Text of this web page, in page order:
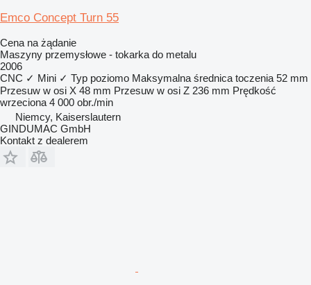
Emco Concept Turn 55
Cena na żądanie
Maszyny przemysłowe - tokarka do metalu
2006
CNC ✓ Mini ✓ Typ poziomo Maksymalna średnica toczenia 52 mm
Przesuw w osi X 48 mm Przesuw w osi Z 236 mm Prędkość
wrzeciona 4 000 obr./min
Niemcy, Kaiserslautern
GINDUMAC GmbH
Kontakt z dealerem